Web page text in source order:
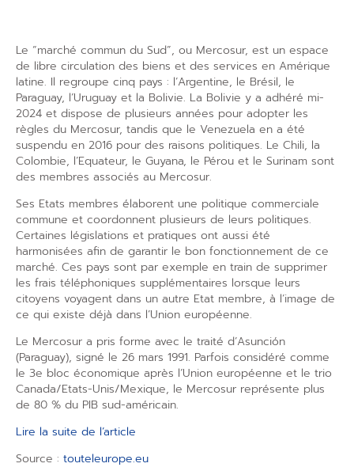
Le “marché commun du Sud”, ou Mercosur, est un espace
de libre circulation des biens et des services en Amérique
latine. Il regroupe cinq pays : l’Argentine, le Brésil, le
Paraguay, l’Uruguay et la Bolivie. La Bolivie y a adhéré mi-
2024 et dispose de plusieurs années pour adopter les
règles du Mercosur, tandis que le Venezuela en a été
suspendu en 2016 pour des raisons politiques. Le Chili, la
Colombie, l’Equateur, le Guyana, le Pérou et le Surinam sont
des membres associés au Mercosur.
Ses Etats membres élaborent une politique commerciale
commune et coordonnent plusieurs de leurs politiques.
Certaines législations et pratiques ont aussi été
harmonisées afin de garantir le bon fonctionnement de ce
marché. Ces pays sont par exemple en train de supprimer
les frais téléphoniques supplémentaires lorsque leurs
citoyens voyagent dans un autre Etat membre, à l’image de
ce qui existe déjà dans l’Union européenne.
Le Mercosur a pris forme avec le traité d’Asunción
(Paraguay), signé le 26 mars 1991. Parfois considéré comme
le 3e bloc économique après l’Union européenne et le trio
Canada/Etats-Unis/Mexique, le Mercosur représente plus
de 80 % du PIB sud-américain.
Lire la suite de l’article
Source : touteleurope.eu